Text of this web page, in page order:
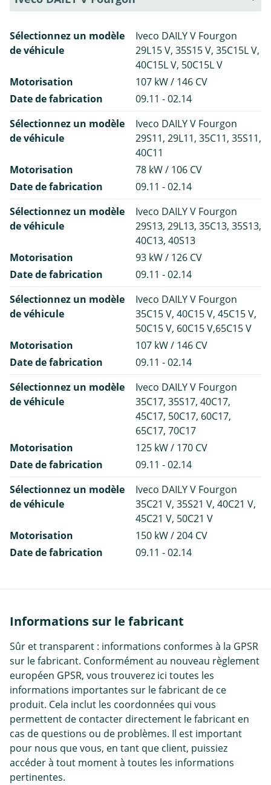
Sélectionnez un modèle
de véhicule
Iveco DAILY V Fourgon
29L15 V, 35S15 V, 35C15L V,
40C15L V, 50C15L V
Motorisation
107 kW / 146 CV
Date de fabrication
09.11 - 02.14
Sélectionnez un modèle
de véhicule
Iveco DAILY V Fourgon
29S11, 29L11, 35C11, 35S11,
40C11
Motorisation
78 kW / 106 CV
Date de fabrication
09.11 - 02.14
Sélectionnez un modèle
de véhicule
Iveco DAILY V Fourgon
29S13, 29L13, 35C13, 35S13,
40C13, 40S13
Motorisation
93 kW / 126 CV
Date de fabrication
09.11 - 02.14
Sélectionnez un modèle
de véhicule
Iveco DAILY V Fourgon
35C15 V, 40C15 V, 45C15 V,
50C15 V, 60C15 V,65C15 V
Motorisation
107 kW / 146 CV
Date de fabrication
09.11 - 02.14
Sélectionnez un modèle
de véhicule
Iveco DAILY V Fourgon
35C17, 35S17, 40C17,
45C17, 50C17, 60C17,
65C17, 70C17
Motorisation
125 kW / 170 CV
Date de fabrication
09.11 - 02.14
Sélectionnez un modèle
de véhicule
Iveco DAILY V Fourgon
35C21 V, 35S21 V, 40C21 V,
45C21 V, 50C21 V
Motorisation
150 kW / 204 CV
Date de fabrication
09.11 - 02.14
Informations sur le fabricant
Sûr et transparent : informations conformes à la GPSR
sur le fabricant. Conformément au nouveau règlement
européen GPSR, vous trouverez ici toutes les
informations importantes sur le fabricant de ce
produit. Cela inclut les coordonnées qui vous
permettent de contacter directement le fabricant en
cas de questions ou de problèmes. Il est important
pour nous que vous, en tant que client, puissiez
accéder à tout moment à toutes les informations
pertinentes.